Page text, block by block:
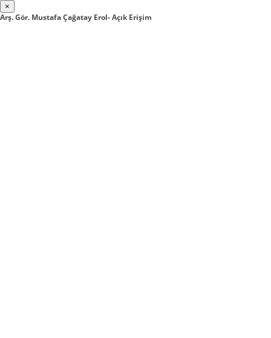
×
Arş. Gör. Mustafa Çağatay Erol- Açık Erişim